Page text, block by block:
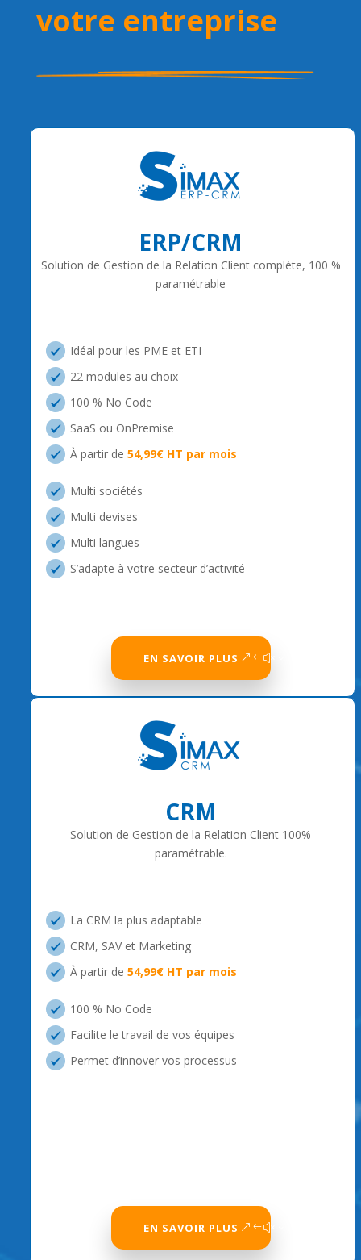
votre entreprise
ERP/CRM
Solution de Gestion de la Relation Client complète, 100 %
paramétrable
Idéal pour les PME et ETI
22 modules au choix
100 % No Code
SaaS ou OnPremise
À partir de54,99€ HT par mois
Multi sociétés
Multi devises
Multi langues
S’adapte à votre secteur d’activité
EN SAVOIR PLUS
CRM
Solution de Gestion de la Relation Client 100%
paramétrable.
La CRM la plus adaptable
CRM, SAV et Marketing
À partir de54,99€ HT par mois
100 % No Code
Facilite le travail de vos équipes
Permet d’innover vos processus
EN SAVOIR PLUS